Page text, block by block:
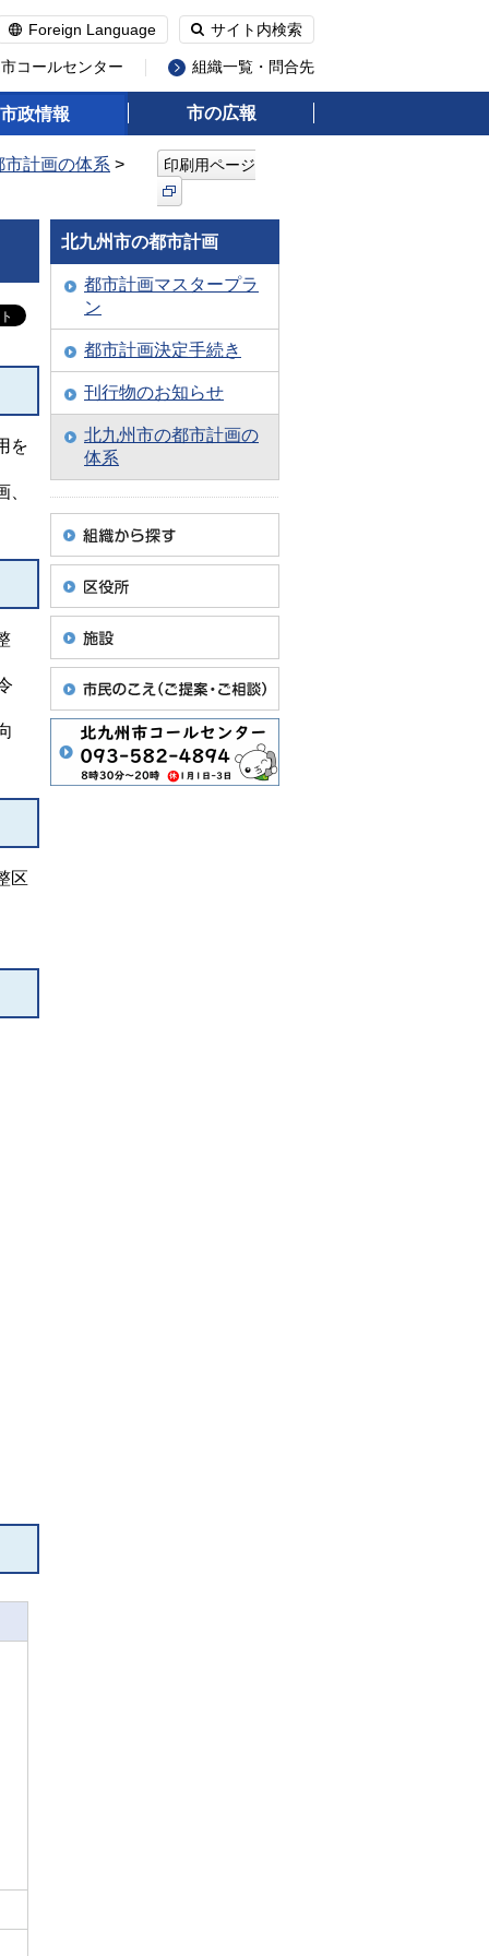
Foreign Language サイト内検索
コールセンター 組織一覧・問合先
市政情報 市の広報
計画の体系 >
印刷用ページ
を
区
北九州市の都市計画
都市計画マスタープラ
ン
都市計画決定手続き
刊行物のお知らせ
北九州市の都市計画の
体系